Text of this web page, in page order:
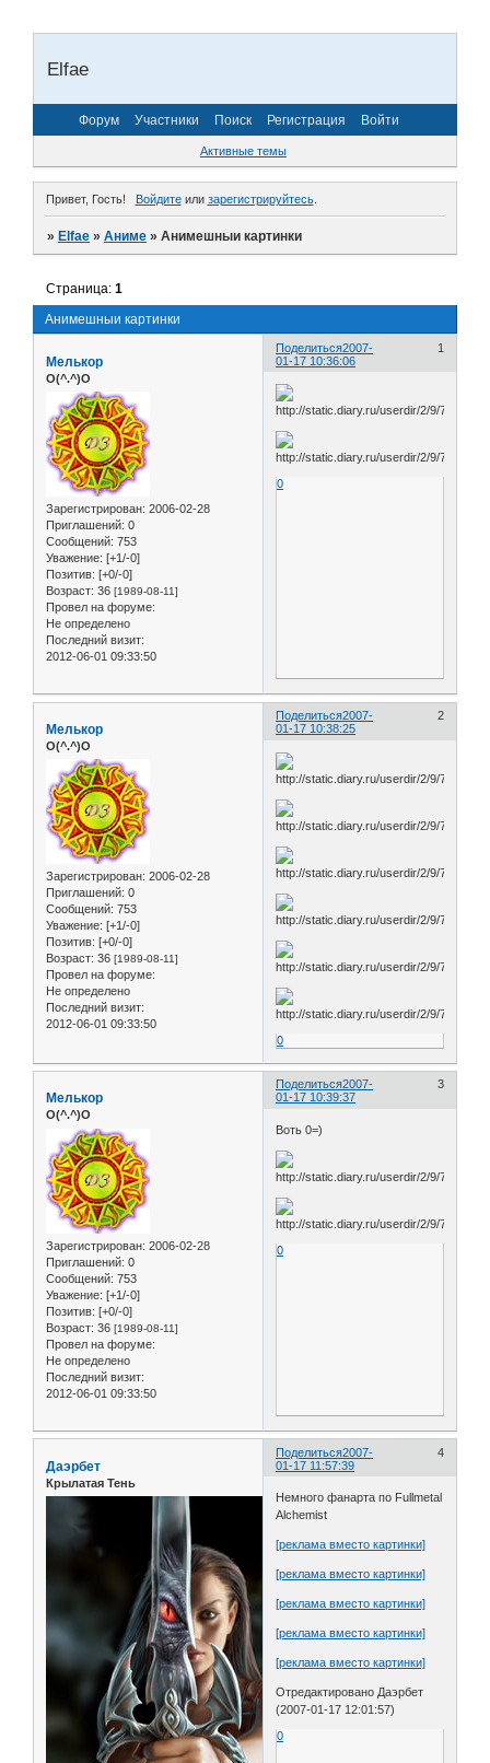
Elfae
Форум Участники Поиск Регистрация Войти
Активные темы
Привет, Гость! Войдитеили зарегистрируйтесь.
»Elfae »Аниме »Анимешныи картинки
Анимешныи картинки
Страница:1
Поделиться 1
2007-
01-17 10:36:06
Мелькор
O(^.^)O
Зарегистрирован: 2006-02-28
Приглашений: 0
Сообщений: 753
Уважение: [+1/-0]
Позитив: [+0/-0]
Возраст: 36 [1989-08-11]
Провел на форуме:
Не определено
Последний визит:
2012-06-01 09:33:50
0
Поделиться 2
2007-
01-17 10:38:25
Мелькор
O(^.^)O
Зарегистрирован: 2006-02-28
Приглашений: 0
Сообщений: 753
Уважение: [+1/-0]
Позитив: [+0/-0]
Возраст: 36 [1989-08-11]
Провел на форуме:
Не определено
Последний визит:
2012-06-01 09:33:50
0
Поделиться 3
2007-
01-17 10:39:37
Мелькор
O(^.^)O
Зарегистрирован: 2006-02-28
Приглашений: 0
Сообщений: 753
Уважение: [+1/-0]
Позитив: [+0/-0]
Возраст: 36 [1989-08-11]
Провел на форуме:
Не определено
Последний визит:
2012-06-01 09:33:50
Воть 0=)
0
Поделиться 4
2007-
01-17 11:57:39
Даэрбет
Крылатая Тень
Немного фанарта по Fullmetal
Alchemist
[реклама вместо картинки]
[реклама вместо картинки]
[реклама вместо картинки]
[реклама вместо картинки]
[реклама вместо картинки]
Отредактировано Даэрбет
(2007-01-17 12:01:57)
0